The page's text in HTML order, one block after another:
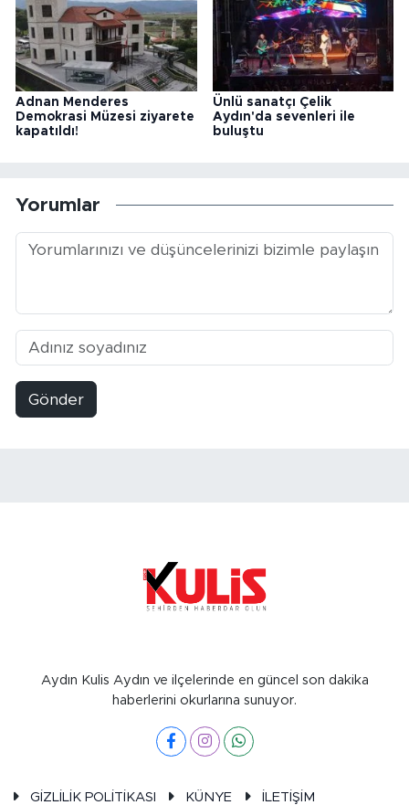
Adnan Menderes
Demokrasi Müzesi ziyarete
kapatıldı!
Ünlü sanatçı Çelik
Aydın'da sevenleri ile
buluştu
Yorumlar
Gönder
Aydın Kulis Aydın ve ilçelerinde en güncel son dakika
haberlerini okurlarına sunuyor.
GİZLİLİK POLİTİKASI KÜNYE İLETİŞİM